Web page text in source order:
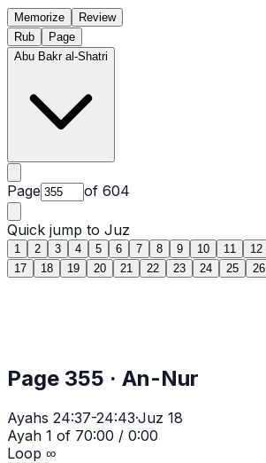
Memorize
Review
Rub
Page
Abu Bakr al-Shatri
Page of 604
Quick jump to Juz
1 2 3 4 5 6 7 8 9 10 11 12
17
18 19 20 21 22 23 24 25 26
Page 355 · An-Nur
Ayahs 24:37-24:43·Juz 18
Ayah 1 of 70:00 / 0:00
Loop ∞